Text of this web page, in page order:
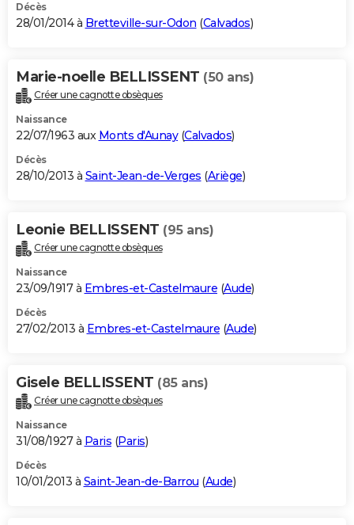
Décès
28/01/2014 à Bretteville-sur-Odon (Calvados)
Marie-noelle BELLISSENT (50 ans)
Créer une cagnotte obsèques
Naissance
22/07/1963 aux Monts d'Aunay(Calvados)
Décès
28/10/2013 à Saint-Jean-de-Verges (Ariège)
Leonie BELLISSENT (95 ans)
Créer une cagnotte obsèques
Naissance
23/09/1917 à Embres-et-Castelmaure (Aude)
Décès
27/02/2013 à Embres-et-Castelmaure (Aude)
Gisele BELLISSENT (85 ans)
Créer une cagnotte obsèques
Naissance
31/08/1927 à Paris (Paris)
Décès
10/01/2013 à Saint-Jean-de-Barrou (Aude)